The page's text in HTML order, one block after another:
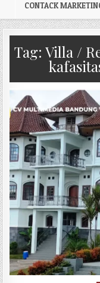
CONTACK
Tag: Villa /